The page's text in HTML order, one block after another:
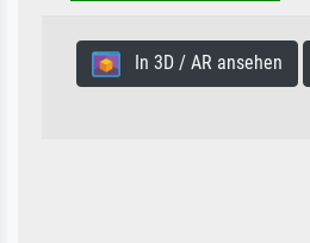
In 3D / AR ansehen